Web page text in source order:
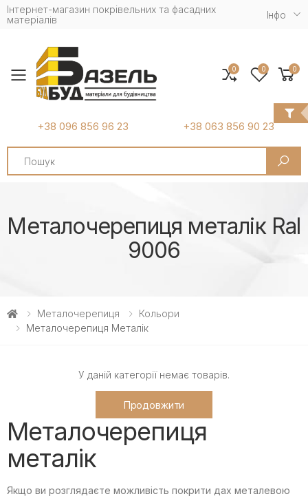
Інтернет-магазин покрівельних та фасадних
матеріалів
Iнфо
Toggle mobile menu
+38 096 856 96 23 +38 063 856 90 23
Search
0 0 0
Металочерепиця металік Ral
9006
Металочерепиця
Кольори
Металочерепиця Металік
У даній категорії немає товарів.
Продовжити
Металочерепиця
металік
Якщо ви розглядаєте можливість покрити дах металевою